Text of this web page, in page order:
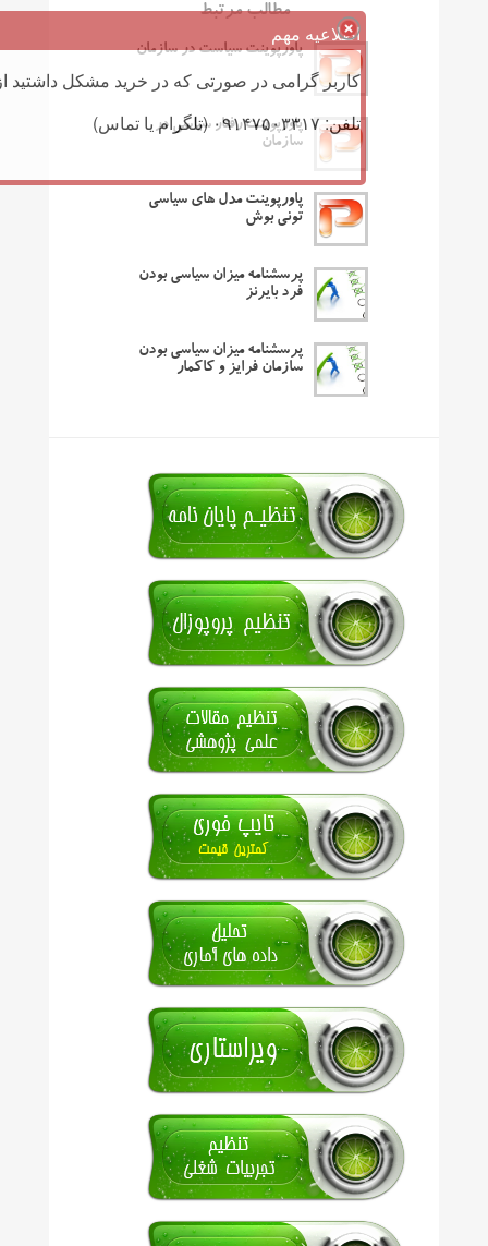
مطالب مرتبط
پاورپوینت سیاست در سازمان
پاورپوینت رفتار سیاسی در
سازمان
پاورپوینت مدل های سیاسی
تونی بوش
پرسشنامه میزان سیاسی بودن
فرد بایرنز
پرسشنامه میزان سیاسی بودن
سازمان فرایز و کاکمار
اطلاعیه مهم
کاربر گرامی در صورتی که در خرید مشکل داشتید
تلفن: ۰۹۱۴۷۵۰۳۳۱۷ (تلگرام یا تماس)